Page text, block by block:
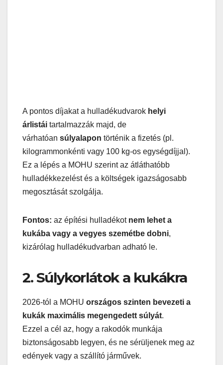
A pontos díjakat a hulladékudvarok helyi
árlistái tartalmazzák majd, de
várhatóan súlyalapon történik a fizetés (pl.
kilogrammonkénti vagy 100 kg-os egységdíjjal).
Ez a lépés a MOHU szerint az átláthatóbb
hulladékkezelést és a költségek igazságosabb
megosztását szolgálja.
Fontos: az építési hulladékot nem lehet a
kukába vagy a vegyes szemétbe dobni,
kizárólag hulladékudvarban adható le.
2. Súlykorlátok a kukákra
2026-tól a MOHU országos szinten bevezeti a
kukák maximális megengedett súlyát.
Ezzel a cél az, hogy a rakodók munkája
biztonságosabb legyen, és ne sérüljenek meg az
edények vagy a szállító járművek.